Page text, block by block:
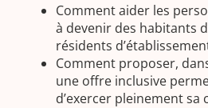
Comment aider les
à devenir des habitants
résidents
Comment proposer,
une offre inclusive
d’exercer pleinement sa